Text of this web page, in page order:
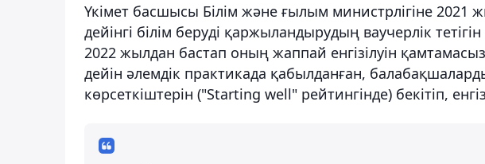
Үкімет басшысы Білім және ғылым министрлігіне 2021
дейінгі білім беруді қаржыландырудың ваучерлік
2022 жылдан бастап оның жаппай енгізілуін
дейін әлемдік практикада қабылданған,
көрсеткіштерін ("Starting well" рейтингінде) бекітіп,